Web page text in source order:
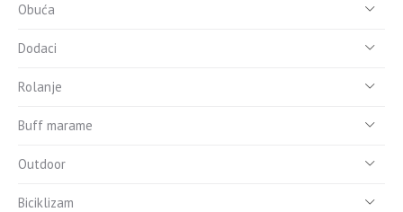
Obuća
Dodaci
Rolanje
Buff marame
Outdoor
Biciklizam